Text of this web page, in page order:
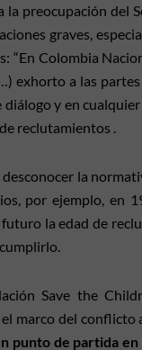
la preocupación del
graves,
“En Colombia
exhorto a las
diálogo y en
reclutamientos .
desconocer la
por ejemplo, en
la edad de
Save the
marco del conflicto
punto de partida